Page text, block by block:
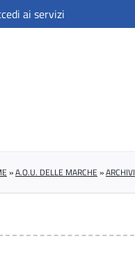
ai servizi
»A.O.U. DELLE MARCHE »ARCHIVI